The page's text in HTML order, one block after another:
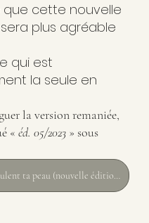
que cette nouvelle
plus agréable
qui est
la seule en
la version remaniée,
« éd. 05/2023 » sous
Alessa ils veulent ta peau (nouvelle édition de mai 2023)